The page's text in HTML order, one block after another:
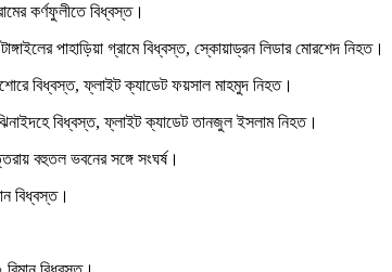
কর্ণফুলীতে বিধ্বস্ত।
পাহাড়িয়া গ্রামে বিধ্বস্ত, স্কোয়াড্রন লিডার মোরশেদ নিহত।
বিধ্বস্ত, ফ্লাইট ক্যাডেট ফয়সাল মাহমুদ নিহত।
বিধ্বস্ত, ফ্লাইট ক্যাডেট তানজুল ইসলাম নিহত।
বহুতল ভবনের সঙ্গে সংঘর্ষ।
বিধ্বস্ত।